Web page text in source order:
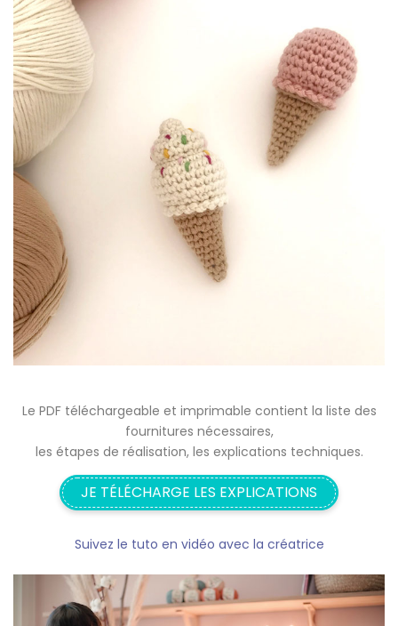
Le PDF téléchargeable et imprimable contient la liste des
fournitures nécessaires,
les étapes de réalisation, les explications techniques.
JE TÉLÉCHARGE LES EXPLICATIONS
Suivez le tuto en vidéo avec la créatrice